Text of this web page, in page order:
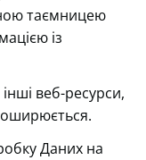
таємницею
із
веб-ресурси,
Даних на